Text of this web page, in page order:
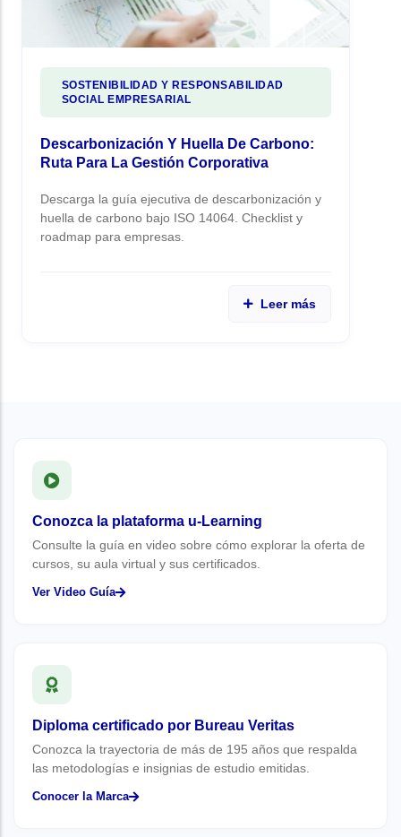
SOSTENIBILIDAD Y RESPONSABILIDAD
SOCIAL EMPRESARIAL
Descarbonización Y Huella De Carbono:
Ruta Para La Gestión Corporativa
Descarga la guía ejecutiva de descarbonización y
huella de carbono bajo ISO 14064. Checklist y
roadmap para empresas.
Leer más
Conozca la plataforma u-Learning
Consulte la guía en video sobre cómo explorar la oferta de
cursos, su aula virtual y sus certificados.
Ver Video Guía
Diploma certificado por Bureau Veritas
Conozca la trayectoria de más de 195 años que respalda
las metodologías e insignias de estudio emitidas.
Conocer la Marca